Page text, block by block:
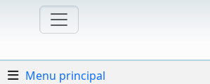
Menu principal